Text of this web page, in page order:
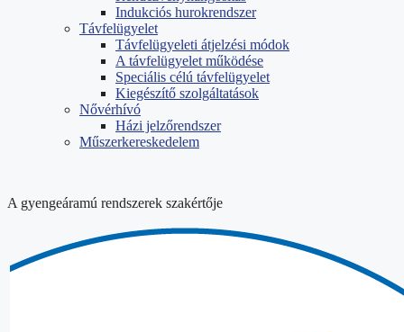
Indukciós hurokrendszer
Távfelügyelet
Távfelügyeleti átjelzési módok
A távfelügyelet működése
Speciális célú távfelügyelet
Kiegészítő szolgáltatások
Nővérhívó
Házi jelzőrendszer
Műszerkereskedelem
A gyengeáramú rendszerek szakértője